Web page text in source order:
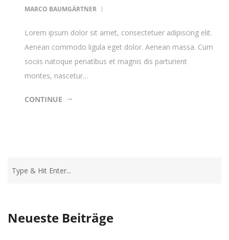
MARCO BAUMGÄRTNER
Lorem ipsum dolor sit amet, consectetuer adipiscing elit.
Aenean commodo ligula eget dolor. Aenean massa. Cum
sociis natoque penatibus et magnis dis parturient
montes, nascetur…
CONTINUE
Neueste Beiträge